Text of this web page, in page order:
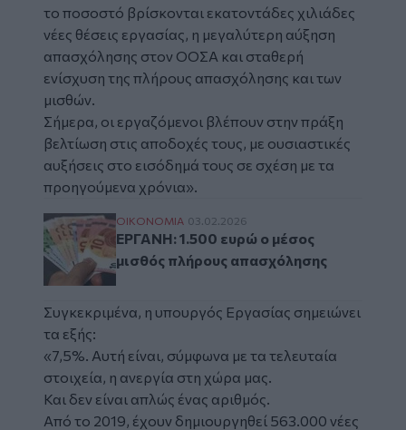
το ποσοστό βρίσκονται εκατοντάδες χιλιάδες
νέες θέσεις εργασίας, η μεγαλύτερη αύξηση
απασχόλησης στον ΟΟΣΑ και σταθερή
ενίσχυση της πλήρους απασχόλησης και των
μισθών.
Σήμερα, οι εργαζόμενοι βλέπουν στην πράξη
βελτίωση στις αποδοχές τους, με ουσιαστικές
αυξήσεις στο εισόδημά τους σε σχέση με τα
προηγούμενα χρόνια».
ΕΡΓΑΝΗ: 1.500 ευρώ ο μέσος μισθός
ΟΙΚΟΝΟΜΙΑ 03.02.2026
ΕΡΓΑΝΗ: 1.500 ευρώ ο μέσος
μισθός πλήρους απασχόλησης
Συγκεκριμένα, η υπουργός Εργασίας σημειώνει
τα εξής:
«7,5%. Αυτή είναι, σύμφωνα με τα τελευταία
στοιχεία, η ανεργία στη χώρα μας.
Και δεν είναι απλώς ένας αριθμός.
Από το 2019, έχουν δημιουργηθεί 563.000 νέες